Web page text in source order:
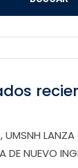
UMSNH LANZA
NUEVO